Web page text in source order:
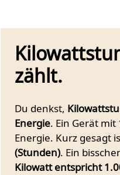
zählt.
Du denkst,
Energie. Ein Gerät
Energie. Kurz gesagt
(Stunden). Ein
Kilowatt entspricht